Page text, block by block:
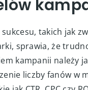
reklam
takich jak